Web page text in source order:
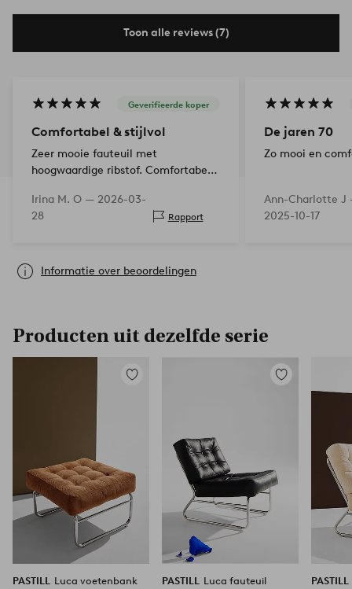
Toon alle reviews (7)
Geverifieerde koper
Comfortabel & stijlvol
Zeer mooie fauteuil met
hoogwaardige ribstof. Comfortabel,
Duidelijke aanbeveling!
Irina M. O — 2026-03-
28
Rapport
De jaren 70
Zo mooi en
Ann-Charlotte J
2025-10-17
Informatie over beoordelingen
Producten uit dezelfde serie
Toevoegen
PASTILL
Luca voetenbank
Toevoegen
PASTILL
Luca fauteuil
PASTILL